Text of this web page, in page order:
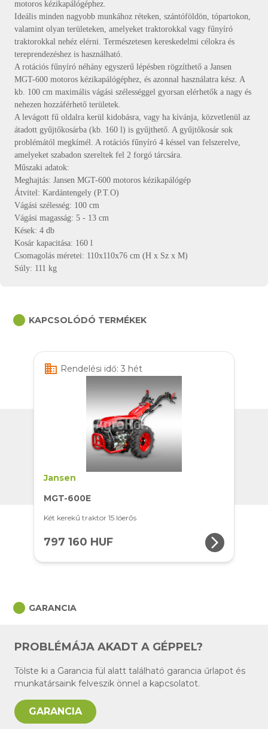
motoros kézikapálógéphez.
Ideális minden nagyobb munkához réteken, szántóföldön, tópartokon,
valamint olyan területeken, amelyeket traktorokkal vagy fűnyíró
traktorokkal nehéz elérni. Természetesen kereskedelmi célokra és
tereprendezéshez is használható.
A rotációs fűnyíró néhány egyszerű lépésben rögzíthető a Jansen
MGT-600 motoros kézikapálógéphez, és azonnal használatra kész. A
kb. 100 cm maximális vágási szélességgel gyorsan elérhetők a nagy és
nehezen hozzáférhető területek.
A levágott fű oldalra kerül kidobásra, vagy ha kívánja, közvetlenül az
átadott gyűjtőkosárba (kb. 160 l) is gyűjthető. A gyűjtőkosár sok
problémától megkímél. A rotációs fűnyíró 4 késsel van felszerelve,
amelyeket szabadon szereltek fel 2 forgó tárcsára.
Műszaki adatok:
Meghajtás: Jansen MGT-600 motoros kézikapálógép
Átvitel: Kardántengely (P.T.O)
Vágási szélesség: 100 cm
Vágási magasság: 5 - 13 cm
Kések: 4 db
Kosár kapacitása: 160 l
Csomagolás méretei: 110x110x76 cm (H x Sz x M)
Súly: 111 kg
circle KAPCSOLÓDÓ TERMÉKEK
business Rendelési idő: 3 hét
Jansen
MGT-600E
Két kerekű traktor 15 lóerős
797 160 HUF arrow_forward_ios
circle GARANCIA
PROBLÉMÁJA AKADT A GÉPPEL?
Tölste ki a Garancia fül alatt található garancia űrlapot és
munkatársaink felveszik önnel a kapcsolatot.
GARANCIA